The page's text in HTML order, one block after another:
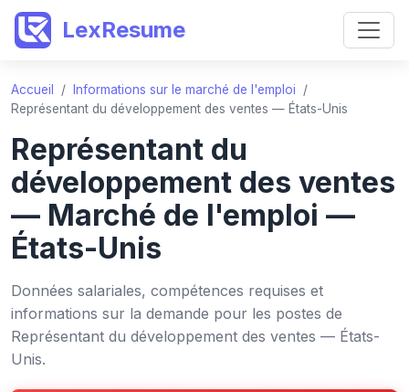
LexResume
Accueil / Informations sur le marché de l'emploi
/
Représentant du développement des ventes — États-Unis
Représentant du
développement des ventes
— Marché de l'emploi —
États-Unis
Données salariales, compétences requises et
informations sur la demande pour les postes de
Représentant du développement des ventes — États-
Unis.